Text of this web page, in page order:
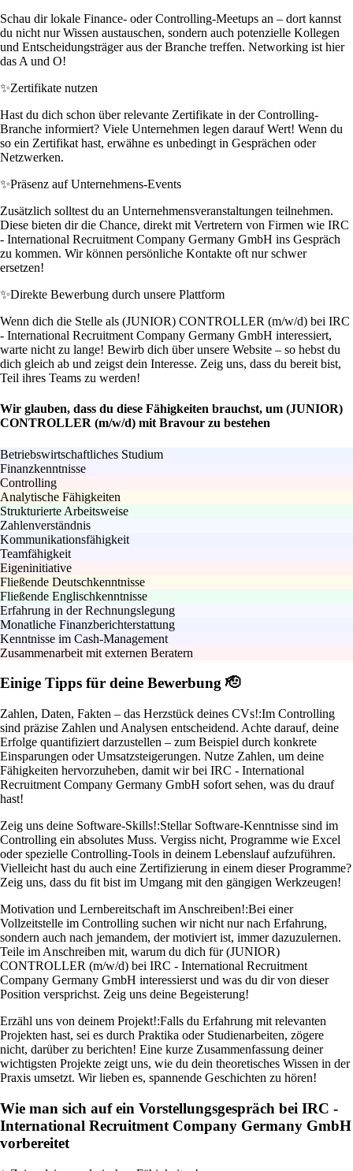
Schau dir lokale Finance- oder Controlling-Meetups an – dort kannst
du nicht nur Wissen austauschen, sondern auch potenzielle Kollegen
und Entscheidungsträger aus der Branche treffen. Networking ist hier
das A und O!
✨Zertifikate nutzen
Hast du dich schon über relevante Zertifikate in der Controlling-
Branche informiert? Viele Unternehmen legen darauf Wert! Wenn du
so ein Zertifikat hast, erwähne es unbedingt in Gesprächen oder
Netzwerken.
✨Präsenz auf Unternehmens-Events
Zusätzlich solltest du an Unternehmensveranstaltungen teilnehmen.
Diese bieten dir die Chance, direkt mit Vertretern von Firmen wie IRC
- International Recruitment Company Germany GmbH ins Gespräch
zu kommen. Wir können persönliche Kontakte oft nur schwer
ersetzen!
✨Direkte Bewerbung durch unsere Plattform
Wenn dich die Stelle als (JUNIOR) CONTROLLER (m/w/d) bei IRC
- International Recruitment Company Germany GmbH interessiert,
warte nicht zu lange! Bewirb dich über unsere Website – so hebst du
dich gleich ab und zeigst dein Interesse. Zeig uns, dass du bereit bist,
Teil ihres Teams zu werden!
Wir glauben, dass du diese Fähigkeiten brauchst, um (JUNIOR)
CONTROLLER (m/w/d) mit Bravour zu bestehen
Betriebswirtschaftliches Studium
Finanzkenntnisse
Controlling
Analytische Fähigkeiten
Strukturierte Arbeitsweise
Zahlenverständnis
Kommunikationsfähigkeit
Teamfähigkeit
Eigeninitiative
Fließende Deutschkenntnisse
Fließende Englischkenntnisse
Erfahrung in der Rechnungslegung
Monatliche Finanzberichterstattung
Kenntnisse im Cash-Management
Zusammenarbeit mit externen Beratern
Einige Tipps für deine Bewerbung 🫡
Zahlen, Daten, Fakten – das Herzstück deines CVs!:Im Controlling
sind präzise Zahlen und Analysen entscheidend. Achte darauf, deine
Erfolge quantifiziert darzustellen – zum Beispiel durch konkrete
Einsparungen oder Umsatzsteigerungen. Nutze Zahlen, um deine
Fähigkeiten hervorzuheben, damit wir bei IRC - International
Recruitment Company Germany GmbH sofort sehen, was du drauf
hast!
Zeig uns deine Software-Skills!:Stellar Software-Kenntnisse sind im
Controlling ein absolutes Muss. Vergiss nicht, Programme wie Excel
oder spezielle Controlling-Tools in deinem Lebenslauf aufzuführen.
Vielleicht hast du auch eine Zertifizierung in einem dieser Programme?
Zeig uns, dass du fit bist im Umgang mit den gängigen Werkzeugen!
Motivation und Lernbereitschaft im Anschreiben!:Bei einer
Vollzeitstelle im Controlling suchen wir nicht nur nach Erfahrung,
sondern auch nach jemandem, der motiviert ist, immer dazuzulernen.
Teile im Anschreiben mit, warum du dich für (JUNIOR)
CONTROLLER (m/w/d) bei IRC - International Recruitment
Company Germany GmbH interessierst und was du dir von dieser
Position versprichst. Zeig uns deine Begeisterung!
Erzähl uns von deinem Projekt!:Falls du Erfahrung mit relevanten
Projekten hast, sei es durch Praktika oder Studienarbeiten, zögere
nicht, darüber zu berichten! Eine kurze Zusammenfassung deiner
wichtigsten Projekte zeigt uns, wie du dein theoretisches Wissen in der
Praxis umsetzt. Wir lieben es, spannende Geschichten zu hören!
Wie man sich auf ein Vorstellungsgespräch bei IRC -
International Recruitment Company Germany GmbH
vorbereitet